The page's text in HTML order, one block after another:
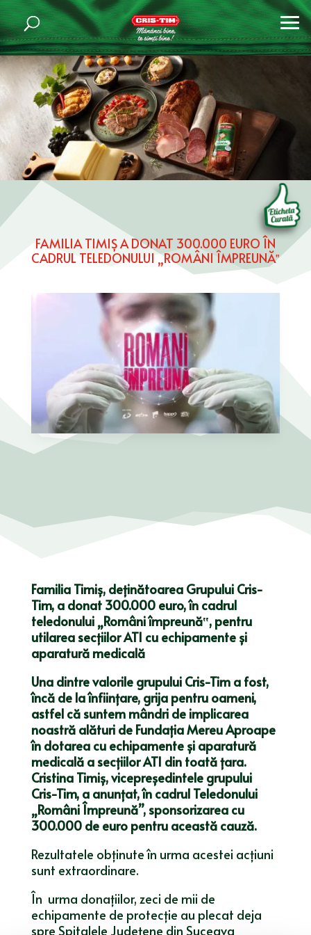
FAMILIA TIMIȘ A DONAT 300.000 EURO ÎN
CADRUL TELEDONULUI „ROMÂNI ÎMPREUNĂ‟
Familia Timiș, deținătoarea Grupului Cris-
Tim, a donat 300.000 euro, în cadrul
teledonului „Români împreună‟, pentru
utilarea secţiilor ATI cu echipamente și
aparatură medicală
Una dintre valorile grupului Cris-Tim a fost,
încă de la înființare, grija pentru oameni,
astfel că suntem mândri de implicarea
noastră alături de Fundaţia Mereu Aproape
în dotarea cu echipamente și aparatură
medicală a secțiilor ATI din toată țara.
Cristina Timiș, vicepreședintele grupului
Cris-Tim, a anunțat, în cadrul Teledonului
„Români Împreună”, sponsorizarea cu
300.000 de euro pentru această cauză.
Rezultatele obținute în urma acestei acțiuni
sunt extraordinare.
În urma donaţiilor, zeci de mii de
echipamente de protecţie au plecat deja
spre Spitalele Judeţene din Suceava